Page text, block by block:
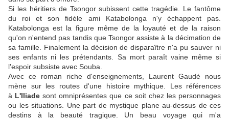
Si les héritiers de Tsongor subissent cette tragédie. Le fantôme
du roi et son fidèle ami Katabolonga n'y échappent pas.
Katabolonga est la figure même de la loyauté et de la raison
qu'on n'entend pas tandis que Tsongor assiste à la décimation de
sa famille. Finalement la décision de disparaître n'a pu sauver ni
ses enfants ni les prétendants. Sa mort paraît vaine même si
l'espoir subsiste avec Souba.
Avec ce roman riche d'enseignements, Laurent Gaudé nous
mène sur les routes d'une histoire mythique. Les références
à L'Iliadesont omniprésentes que ce soit chez les personnages
ou les situations. Une part de mystique plane au-dessus de ces
destins à la beauté tragique. Un beau voyage qui m'a